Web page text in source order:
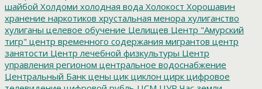
шайбой Холдоми холодная вода Холокост Хорошавин
хранение наркотиков хрустальная менора хулиганство
хулиганы целевое обучение Целищев Центр "Амурский
тигр" центр временного содержания мигрантов центр
занятости Центр лечебной физкультуры Центр
управления регионом центральное водоснабжение
Центральный Банк цены цик циклон цирк цифровое